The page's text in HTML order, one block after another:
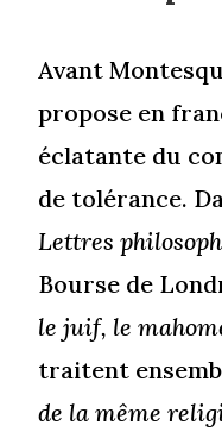
Avant
propose en
éclatante du
de tolérance.
Lettres
Bourse de
le juif, le
traitent
de la même